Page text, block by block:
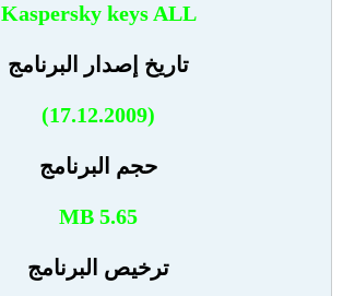
Kaspersky keys ALL
تاريخ إصدار البرنامج
(17.12.2009)
حجم البرنامج
MB 5.65
ترخيص البرنامج